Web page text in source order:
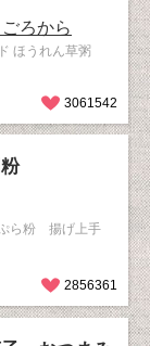
ろから
ほうれん草粥
3061542
ら粉 揚げ上手
2856361